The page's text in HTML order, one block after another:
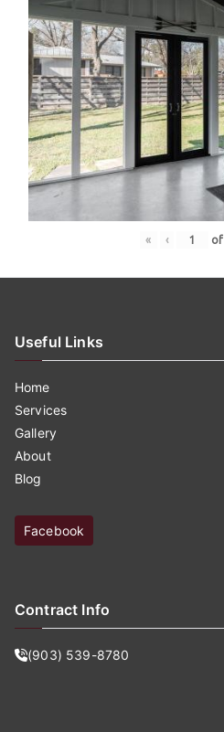
« ‹ of
Useful Links
Home
Services
Gallery
About
Blog
Facebook
Contract Info
(903) 539-8780